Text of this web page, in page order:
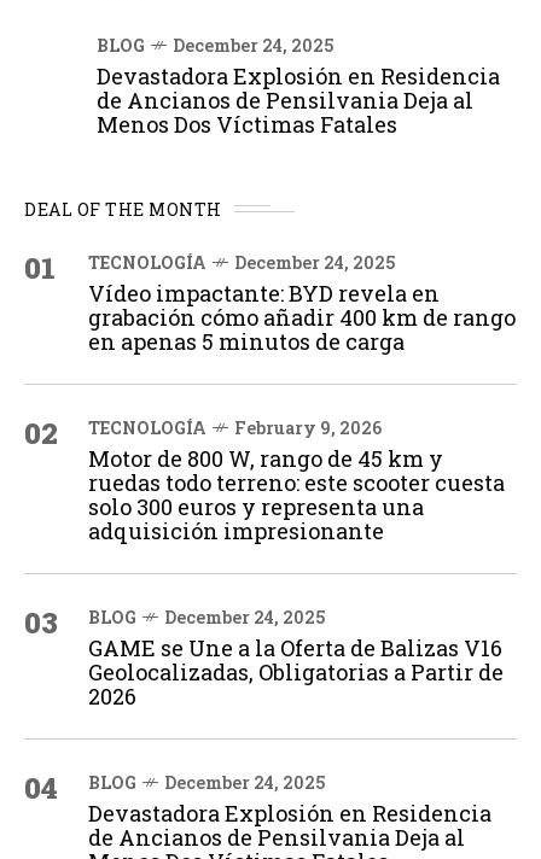
BLOG December 24, 2025
Devastadora Explosión en Residencia
de Ancianos de Pensilvania Deja al
Menos Dos Víctimas Fatales
DEAL OF THE MONTH
01 TECNOLOGÍA December 24, 2025
Vídeo impactante: BYD revela en
grabación cómo añadir 400 km de rango
en apenas 5 minutos de carga
02 TECNOLOGÍA February 9, 2026
Motor de 800 W, rango de 45 km y
ruedas todo terreno: este scooter cuesta
solo 300 euros y representa una
adquisición impresionante
03 BLOG December 24, 2025
GAME se Une a la Oferta de Balizas V16
Geolocalizadas, Obligatorias a Partir de
2026
04 BLOG December 24, 2025
Devastadora Explosión en Residencia
de Ancianos de Pensilvania Deja al